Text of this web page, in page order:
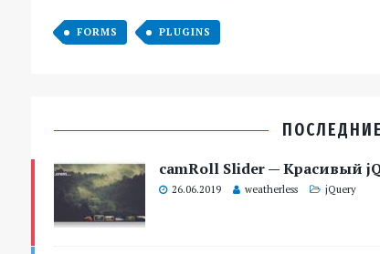
FORMS PLUGINS
camRoll Slider — Красивый
26.06.2019 weatherless jQuery